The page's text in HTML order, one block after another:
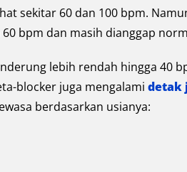
sekitar 60 dan 100 bpm.
bpm dan masih dianggap
lebih rendah hingga 40
blocker juga mengalami detak
berdasarkan usianya: